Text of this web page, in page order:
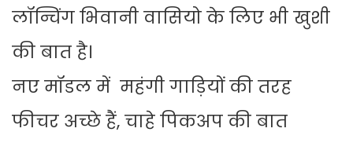
लॉन्चिंग भिवानी वासियो के लिए भी खुशी
की बात है।
नए मॉडल में महंगी गाड़ियों की तरह
फीचर अच्छे हैं, चाहे पिकअप की बात